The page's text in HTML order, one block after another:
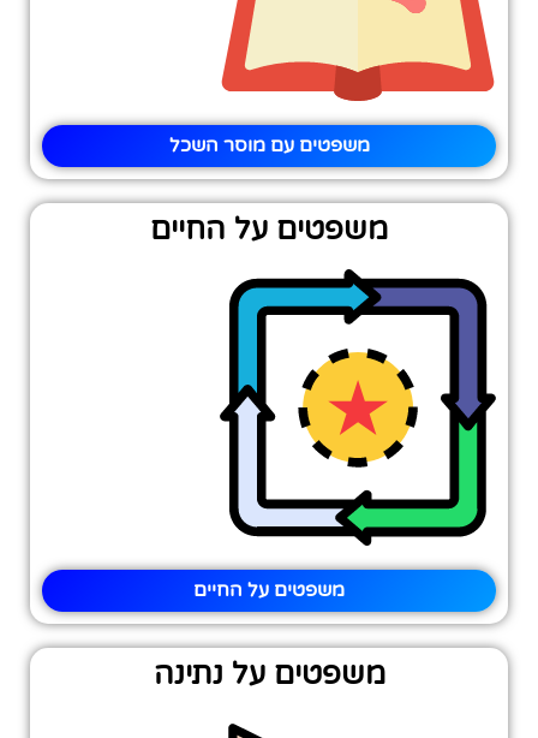
משפטים עם מוסר השכל
משפטים על החיים
משפטים על החיים
משפטים על נתינה